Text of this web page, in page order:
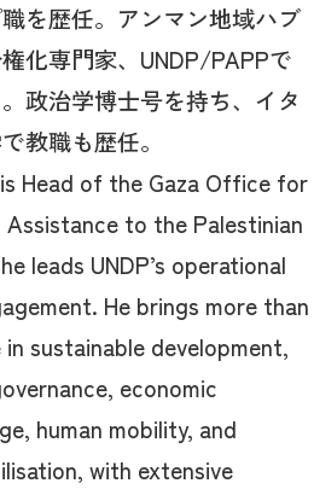
を歴任。アンマン地域ハブ
化専門家、UNDP/PAPPで
政治学博士号を持ち、イタ
教職も歴任。
Head of the Gaza Office for
Assistance to the Palestinian
leads UNDP’s operational
He brings more than
sustainable development,
economic
human mobility, and
with extensive